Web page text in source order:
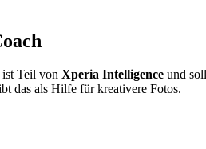
ist Teil von Xperia Intelligence und
das als Hilfe für kreativere Fotos.